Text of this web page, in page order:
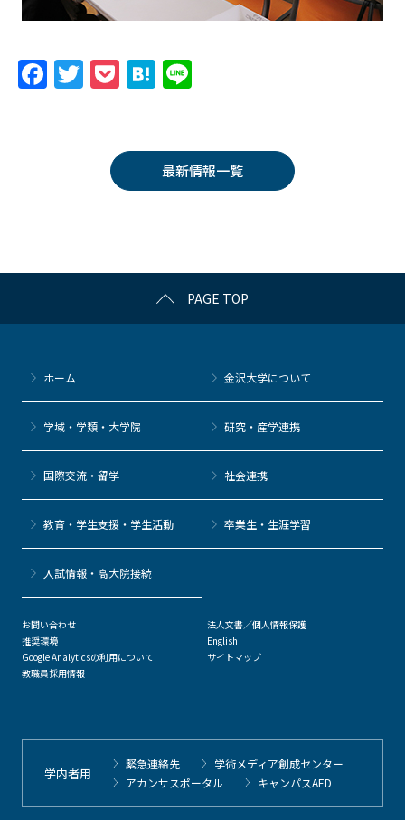
F
k
T
er
P
k
et
H
n
a
最新情報一覧
PAGE TOP
ホーム 金沢大学について
学域・学類・大学院 研究・産学連携
国際交流・留学 社会連携
教育・学生支援・学生活動 卒業生・生涯学習
⼊試情報・高大院接続
お問い合わせ
推奨環境
Google Analyticsの利用について
教職員採用情報
法人文書／個人情報保護
English
サイトマップ
学内者用
緊急連絡先
学術メディア創成センター
アカンサスポータル
キャンパスAED